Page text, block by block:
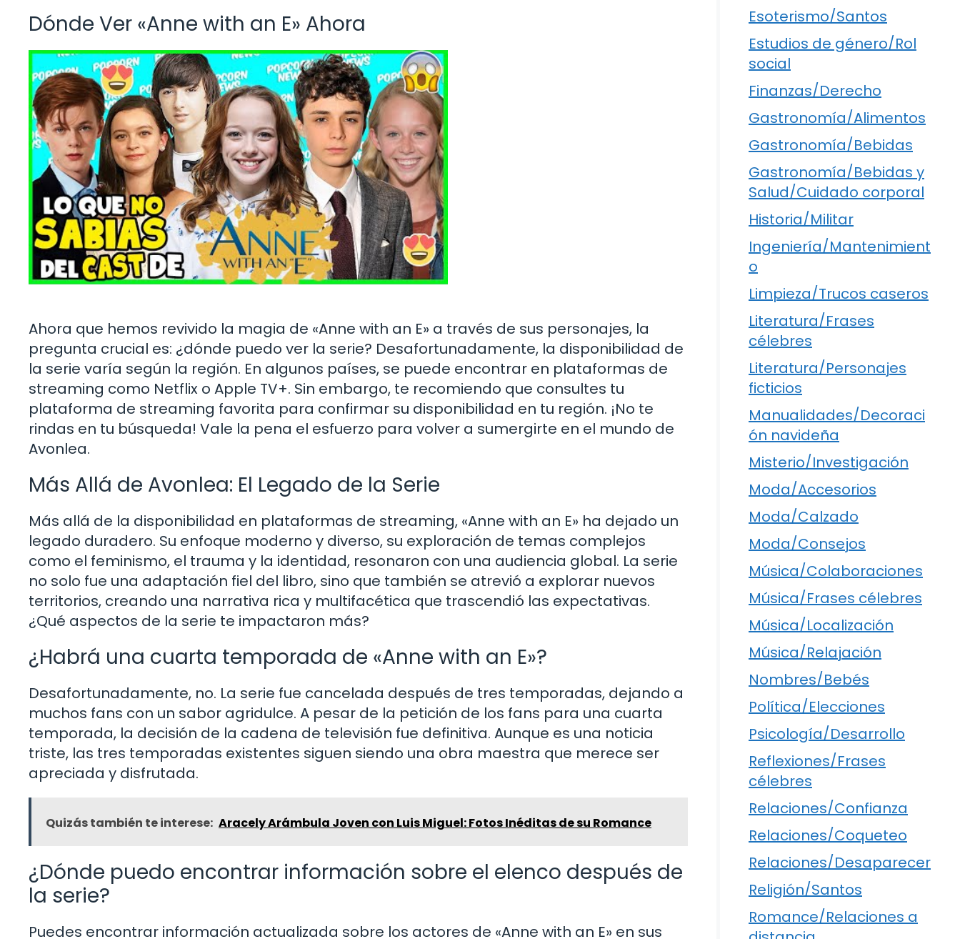
Dónde Ver «Anne with an E» Ahora
Ahora que hemos revivido la magia de «Anne with an E» a través de sus personajes, la
pregunta crucial es: ¿dónde puedo ver la serie? Desafortunadamente, la disponibilidad de
la serie varía según la región. En algunos países, se puede encontrar en plataformas de
streaming como Netflix o Apple TV+. Sin embargo, te recomiendo que consultes tu
plataforma de streaming favorita para confirmar su disponibilidad en tu región. ¡No te
rindas en tu búsqueda! Vale la pena el esfuerzo para volver a sumergirte en el mundo de
Avonlea.
Más Allá de Avonlea: El Legado de la Serie
Más allá de la disponibilidad en plataformas de streaming, «Anne with an E» ha dejado un
legado duradero. Su enfoque moderno y diverso, su exploración de temas complejos
como el feminismo, el trauma y la identidad, resonaron con una audiencia global. La serie
no solo fue una adaptación fiel del libro, sino que también se atrevió a explorar nuevos
territorios, creando una narrativa rica y multifacética que trascendió las expectativas.
¿Qué aspectos de la serie te impactaron más?
¿Habrá una cuarta temporada de «Anne with an E»?
Desafortunadamente, no. La serie fue cancelada después de tres temporadas, dejando a
muchos fans con un sabor agridulce. A pesar de la petición de los fans para una cuarta
temporada, la decisión de la cadena de televisión fue definitiva. Aunque es una noticia
triste, las tres temporadas existentes siguen siendo una obra maestra que merece ser
apreciada y disfrutada.
Quizás también te interese: Aracely Arámbula Joven con Luis Miguel: Fotos Inéditas de su Romance
¿Dónde puedo encontrar información sobre el elenco después de
la serie?
Puedes encontrar información actualizada sobre los actores de «Anne with an E» en sus
Esoterismo/Santos
Estudios de género/Rol
social
Finanzas/Derecho
Gastronomía/Alimentos
Gastronomía/Bebidas
Gastronomía/Bebidas y
Salud/Cuidado corporal
Historia/Militar
Ingeniería/Mantenimient
o
Limpieza/Trucos caseros
Literatura/Frases
célebres
Literatura/Personajes
ficticios
Manualidades/Decoraci
ón navideña
Misterio/Investigación
Moda/Accesorios
Moda/Calzado
Moda/Consejos
Música/Colaboraciones
Música/Frases célebres
Música/Localización
Música/Relajación
Nombres/Bebés
Política/Elecciones
Psicología/Desarrollo
Reflexiones/Frases
célebres
Relaciones/Confianza
Relaciones/Coqueteo
Relaciones/Desaparecer
Religión/Santos
Romance/Relaciones a